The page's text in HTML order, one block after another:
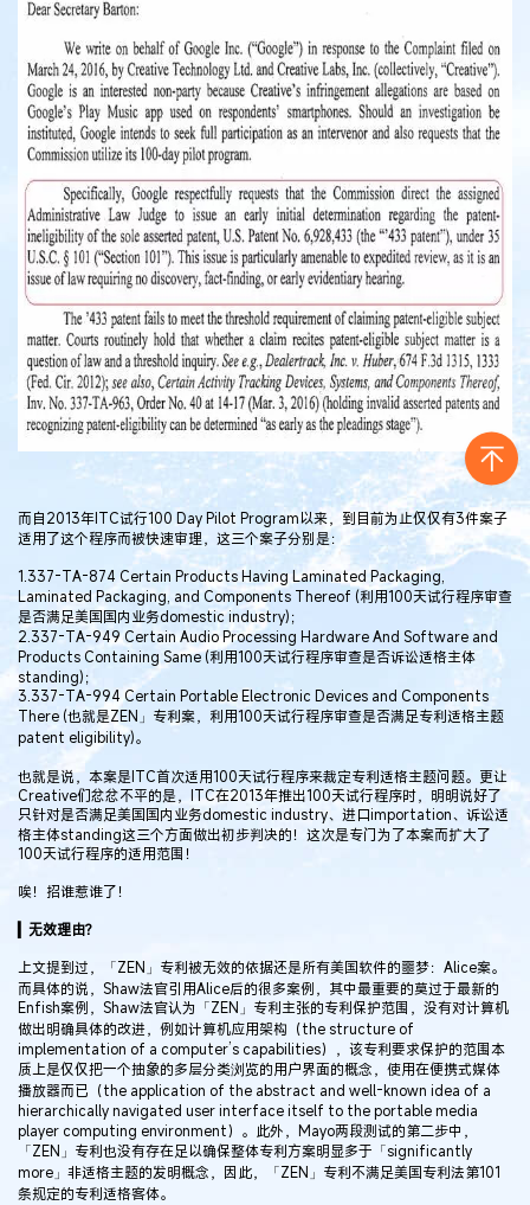
而自2013年ITC试行100 Day Pilot Program以来，到目前为止仅仅有3件案子
适用了这个程序而被快速审理，这三个案子分别是：
1.337-TA-874 Certain Products Having Laminated Packaging,
Laminated Packaging, and Components Thereof (利用100天试行程序审查
是否满足美国国内业务domestic industry)；
2.337-TA-949 Certain Audio Processing Hardware And Software and
Products Containing Same (利用100天试行程序审查是否诉讼适格主体
standing)；
3.337-TA-994 Certain Portable Electronic Devices and Components
There (也就是ZEN」专利案，利用100天试行程序审查是否满足专利适格主题
patent eligibility)。
也就是说，本案是ITC首次适用100天试行程序来裁定专利适格主题问题。更让
Creative们忿忿不平的是，ITC在2013年推出100天试行程序时，明明说好了
只针对是否满足美国国内业务domestic industry、进口importation、诉讼适
格主体standing这三个方面做出初步判决的！这次是专门为了本案而扩大了
100天试行程序的适用范围！
唉！招谁惹谁了！
▎无效理由？
上文提到过，「ZEN」专利被无效的依据还是所有美国软件的噩梦：Alice案。
而具体的说，Shaw法官引用Alice后的很多案例，其中最重要的莫过于最新的
Enfish案例，Shaw法官认为「ZEN」专利主张的专利保护范围，没有对计算机
做出明确具体的改进，例如计算机应用架构（the structure of
implementation of a computer’s capabilities），该专利要求保护的范围本
质上是仅仅把一个抽象的多层分类浏览的用户界面的概念，使用在便携式媒体
播放器而已（the application of the abstract and well-known idea of a
hierarchically navigated user interface itself to the portable media
player computing environment）。此外，Mayo两段测试的第二步中，
「ZEN」专利也没有存在足以确保整体专利方案明显多于「significantly
more」非适格主题的发明概念，因此，「ZEN」专利不满足美国专利法第101
条规定的专利适格客体。